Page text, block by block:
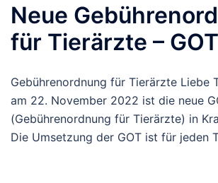
Neue
für Tierärzte – GOT
Gebührenordnung für Tierärzte Liebe
am 22. November 2022 ist die neue
(Gebührenordnung für Tierärzte) in
Die Umsetzung der GOT ist für jeden